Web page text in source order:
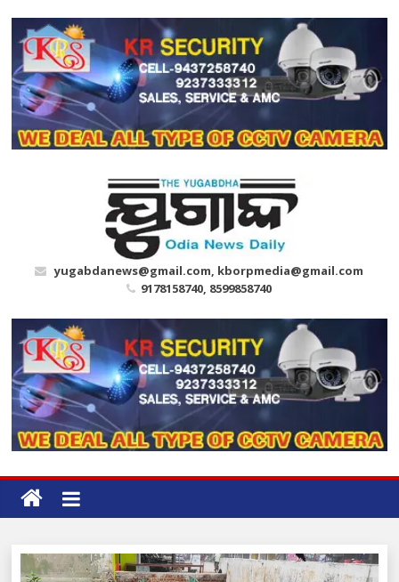
content
yugabdanews@gmail.com, kborpmedia@gmail.com
9178158740, 8599858740